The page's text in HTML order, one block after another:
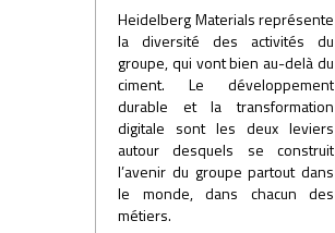
Heidelberg Materials représente
la diversité des activités du
groupe, qui vont bien au-delà du
ciment. Le développement
durable et la transformation
digitale sont les deux leviers
autour desquels se construit
l’avenir du groupe partout dans
le monde, dans chacun des
métiers.